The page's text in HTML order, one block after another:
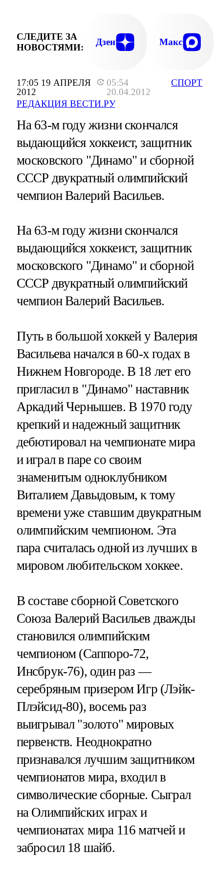
17:05 19 АПРЕЛЯ
2012
05:54
20.04.2012
РЕДАКЦИЯ ВЕСТИ.РУ
СПОРТ
СЛЕДИТЕ ЗА
НОВОСТЯМИ:
Дзен Макс
На 63-м году жизни скончался
выдающийся хоккеист, защитник
московского "Динамо" и сборной
СССР двукратный олимпийский
чемпион Валерий Васильев.
На 63-м году жизни скончался
выдающийся хоккеист, защитник
московского "Динамо" и сборной
СССР двукратный олимпийский
чемпион Валерий Васильев.
Путь в большой хоккей у Валерия
Васильева начался в 60-х годах в
Нижнем Новгороде. В 18 лет его
пригласил в "Динамо" наставник
Аркадий Чернышев. В 1970 году
крепкий и надежный защитник
дебютировал на чемпионате мира
и играл в паре со своим
знаменитым одноклубником
Виталием Давыдовым, к тому
времени уже ставшим двукратным
олимпийским чемпионом. Эта
пара считалась одной из лучших в
мировом любительском хоккее.
В составе сборной Советского
Союза Валерий Васильев дважды
становился олимпийским
чемпионом (Саппоро-72,
Инсбрук-76), один раз —
серебряным призером Игр (Лэйк-
Плэйсид-80), восемь раз
выигрывал "золото" мировых
первенств. Неоднократно
признавался лучшим защитником
чемпионатов мира, входил в
символические сборные. Сыграл
на Олимпийских играх и
чемпионатах мира 116 матчей и
забросил 18 шайб.